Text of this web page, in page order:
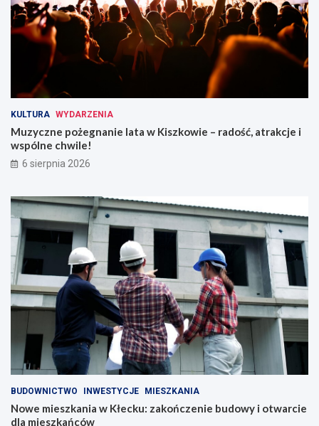
KULTURA WYDARZENIA
Muzyczne pożegnanie lata w Kiszkowie – radość, atrakcje i
wspólne chwile!
6 sierpnia 2026
BUDOWNICTWO INWESTYCJE MIESZKANIA
Nowe mieszkania w Kłecku: zakończenie budowy i otwarcie
dla mieszkańców